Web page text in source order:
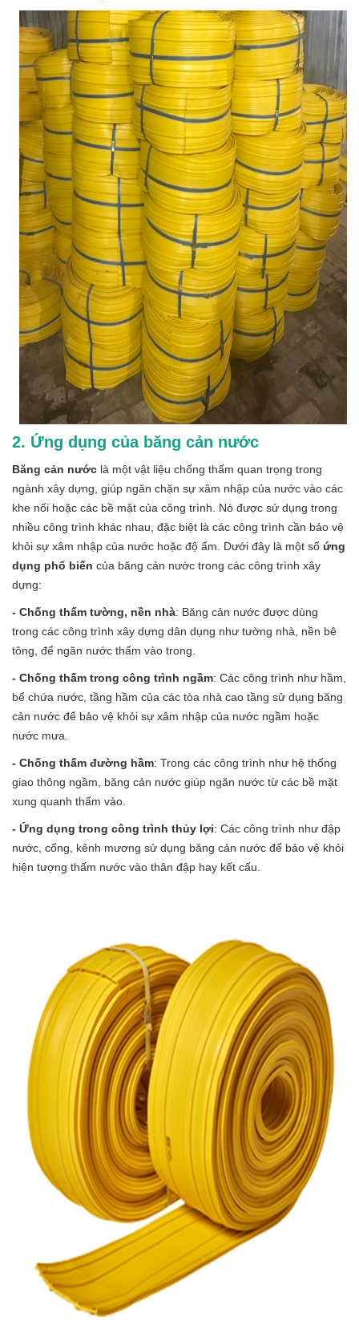
2. Ứng dụng của băng cản nước
Băng cản nước là một vật liệu chống thấm quan trọng trong
ngành xây dựng, giúp ngăn chặn sự xâm nhập của nước vào các
khe nối hoặc các bề mặt của công trình. Nó được sử dụng trong
nhiều công trình khác nhau, đặc biệt là các công trình cần bảo vệ
khỏi sự xâm nhập của nước hoặc độ ẩm. Dưới đây là một số ứng
dụng phổ biến của băng cản nước trong các công trình xây
dựng:
- Chống thấm tường, nền nhà: Băng cản nước được dùng
trong các công trình xây dựng dân dụng như tường nhà, nền bê
tông, để ngăn nước thấm vào trong.
- Chống thấm trong công trình ngầm: Các công trình như hầm,
bể chứa nước, tầng hầm của các tòa nhà cao tầng sử dụng băng
cản nước để bảo vệ khỏi sự xâm nhập của nước ngầm hoặc
nước mưa.
- Chống thấm đường hầm: Trong các công trình như hệ thống
giao thông ngầm, băng cản nước giúp ngăn nước từ các bề mặt
xung quanh thấm vào.
- Ứng dụng trong công trình thủy lợi: Các công trình như đập
nước, cống, kênh mương sử dụng băng cản nước để bảo vệ khỏi
hiện tượng thấm nước vào thân đập hay kết cấu.